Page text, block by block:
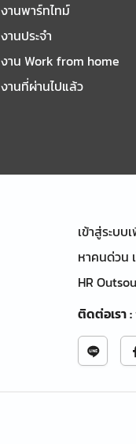
งานพาร์ทไทม์
งานประจำ
งาน Work from home
งานที่ผ่านไปแล้ว
เข้าสู่ระบบ
หาคนด่วน
HR
ติดต่อเรา: